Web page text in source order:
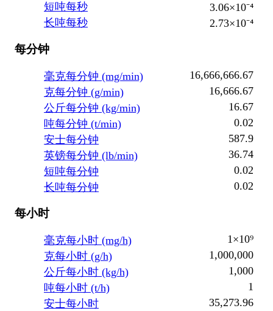
短吨每秒
3.06×10⁻⁴
长吨每秒
2.73×10⁻⁴
每分钟
毫克每分钟 (mg/min)
16,666,666.67
克每分钟 (g/min)
16,666.67
公斤每分钟 (kg/min)
16.67
吨每分钟 (t/min)
0.02
安士每分钟
587.9
英镑每分钟 (lb/min)
36.74
短吨每分钟
0.02
长吨每分钟
0.02
每小时
毫克每小时 (mg/h)
1×10⁹
克每小时 (g/h)
1,000,000
公斤每小时 (kg/h)
1,000
吨每小时 (t/h)
1
安士每小时
35,273.96